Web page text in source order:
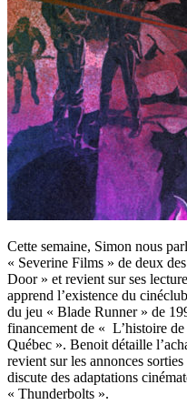
Cette semaine, Simon nous
« Severine Films » de deux
Door » et revient sur ses
apprend l’existence du
du jeu « Blade Runner » de
financement de « L’histoire
Québec ». Benoit détaille
revient sur les annonces
discute des adaptations
« Thunderbolts ».